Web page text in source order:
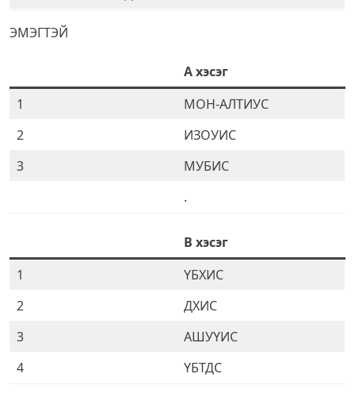
ЭМЭГТЭЙ
A хэсэг
1
МОН-АЛТИУС
2
ИЗОУИС
3
МУБИС
.
B хэсэг
1
ҮБХИС
2
ДХИС
3
АШУҮИС
4
ҮБТДС